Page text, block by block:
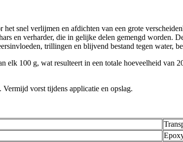
snel verlijmen en afdichten van een grote
en verharder, die in gelijke delen gemengd
trillingen en blijvend bestand tegen water,
elk 100 g, wat resulteert in een totale hoeveelheid
vorst tijdens applicatie en opslag.